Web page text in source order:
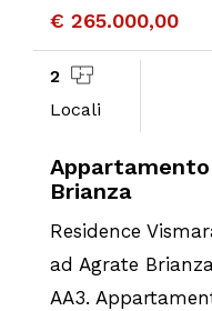
€ 265.000,00
2
Locali
Brianza
Residence
ad Agrate
AA3.